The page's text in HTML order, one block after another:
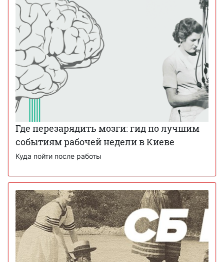
Где перезарядить мозги: гид по лучшим
событиям рабочей недели в Киеве
Куда пойти после работы